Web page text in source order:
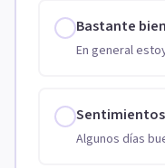
Bastante bien
En general
Algunos días